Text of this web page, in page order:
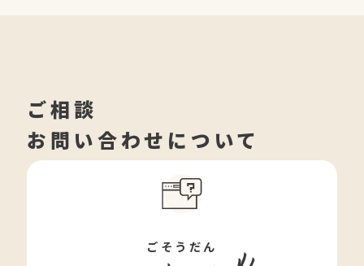
ご相談
お問い合わせについて
ごそうだん